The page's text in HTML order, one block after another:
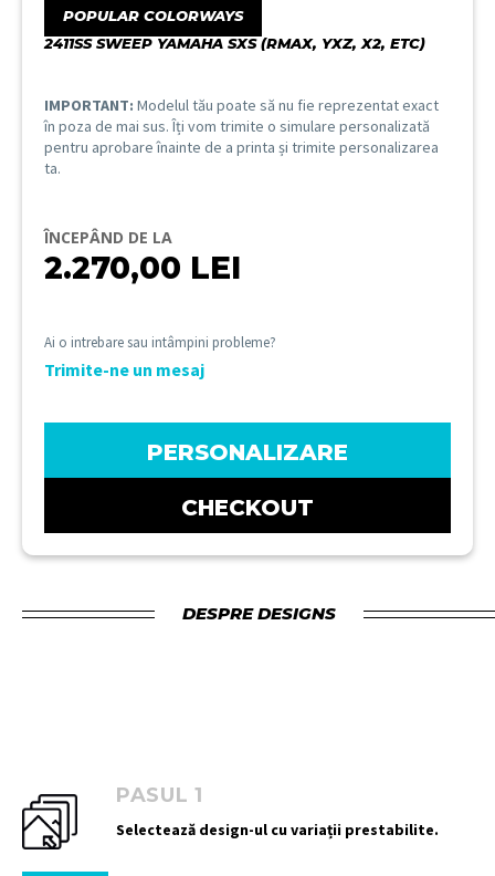
POPULAR COLORWAYS
2411SS SWEEP YAMAHA SXS (RMAX, YXZ, X2, ETC)
IMPORTANT: Modelul tău poate să nu fie reprezentat exact
în poza de mai sus. Îți vom trimite o simulare personalizată
pentru aprobare înainte de a printa și trimite personalizarea
ta.
ÎNCEPÂND DE LA
2.270,00 LEI
Ai o intrebare sau intâmpini probleme?
Trimite-ne un mesaj
PERSONALIZARE
CHECKOUT
DESPRE DESIGNS
PASUL 1
Selectează design-ul cu variații prestabilite.